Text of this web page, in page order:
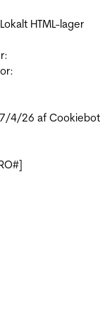
HTML-lager
4/26 af Cookiebot